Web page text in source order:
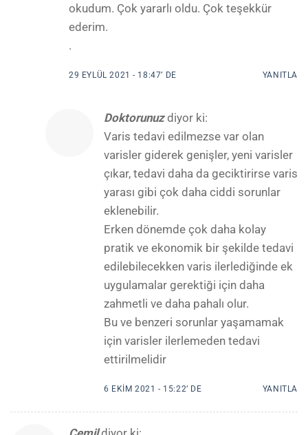
okudum. Çok yararlı oldu. Çok teşekkür
ederim.
.
29 EYLÜL 2021 - 18:47’ DE YANITLA
Doktorunuz diyor ki:
Varis tedavi edilmezse var olan
varisler giderek genişler, yeni varisler
çıkar, tedavi daha da geciktirirse varis
yarası gibi çok daha ciddi sorunlar
eklenebilir.
Erken dönemde çok daha kolay
pratik ve ekonomik bir şekilde tedavi
edilebilecekken varis ilerlediğinde ek
uygulamalar gerektiği için daha
zahmetli ve daha pahalı olur.
Bu ve benzeri sorunlar yaşamamak
için varisler ilerlemeden tedavi
ettirilmelidir
6 EKIM 2021 - 15:22’ DE YANITLA